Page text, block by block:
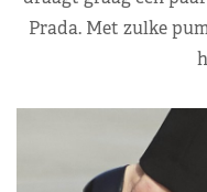
Prada. Met zulke